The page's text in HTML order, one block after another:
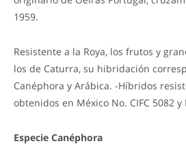
1959.
Resistente a la Roya, los frutos y
los de Caturra, su hibridación
Canéphora y Arábica. -Híbridos
obtenidos en México No. CIFC 5082 y
Especie Canéphora